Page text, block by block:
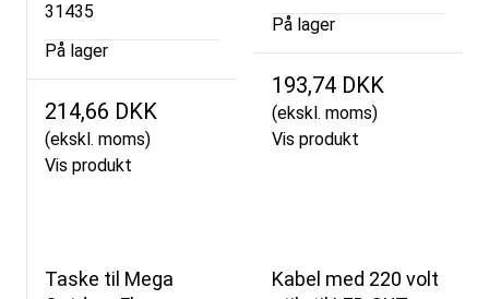
31435
På lager
214,66 DKK
(ekskl. moms)
Vis produkt
På lager
193,74 DKK
(ekskl. moms)
Vis produkt
Taske til Mega
Kabel med 220 volt